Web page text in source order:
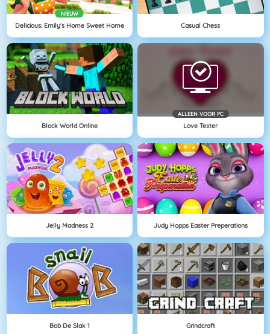
NIEUW
Delicious: Emily's Home Sweet Home Casual Chess
Block World Online
ALLEEN VOOR PC
Love Tester
Jelly Madness 2 Judy Hopps Easter Preperations
Bob De Slak 1 Grindcraft